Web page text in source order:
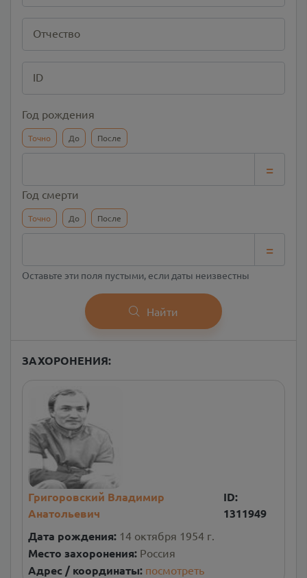
Отчество
ID
Год рождения
Точно До После
=
Год смерти
Точно До После
=
Оставьте эти поля пустыми, если даты неизвестны
Найти
ЗАХОРОНЕНИЯ:
Григоровский Владимир
Анатольевич
ID:
1311949
Дата рождения: 14 октября 1954 г.
Место захоронения: Россия
Адрес / координаты: посмотреть